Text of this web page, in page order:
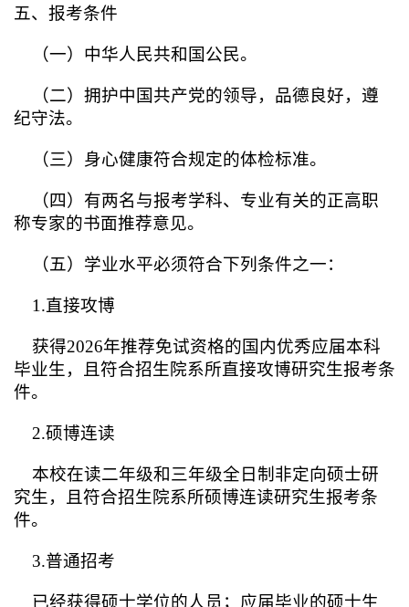
五、报考条件
（一）中华人民共和国公民。
（二）拥护中国共产党的领导，品德良好，遵
纪守法。
（三）身心健康符合规定的体检标准。
（四）有两名与报考学科、专业有关的正高职
称专家的书面推荐意见。
（五）学业水平必须符合下列条件之一：
1.直接攻博
获得2026年推荐免试资格的国内优秀应届本科
毕业生，且符合招生院系所直接攻博研究生报考条
件。
2.硕博连读
本校在读二年级和三年级全日制非定向硕士研
究生，且符合招生院系所硕博连读研究生报考条
件。
3.普通招考
已经获得硕士学位的人员；应届毕业的硕士生